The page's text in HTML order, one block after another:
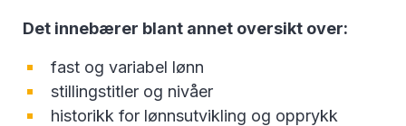
Det innebærer blant annet oversikt over:
fast og variabel lønn
stillingstitler og nivåer
historikk for lønnsutvikling og opprykk